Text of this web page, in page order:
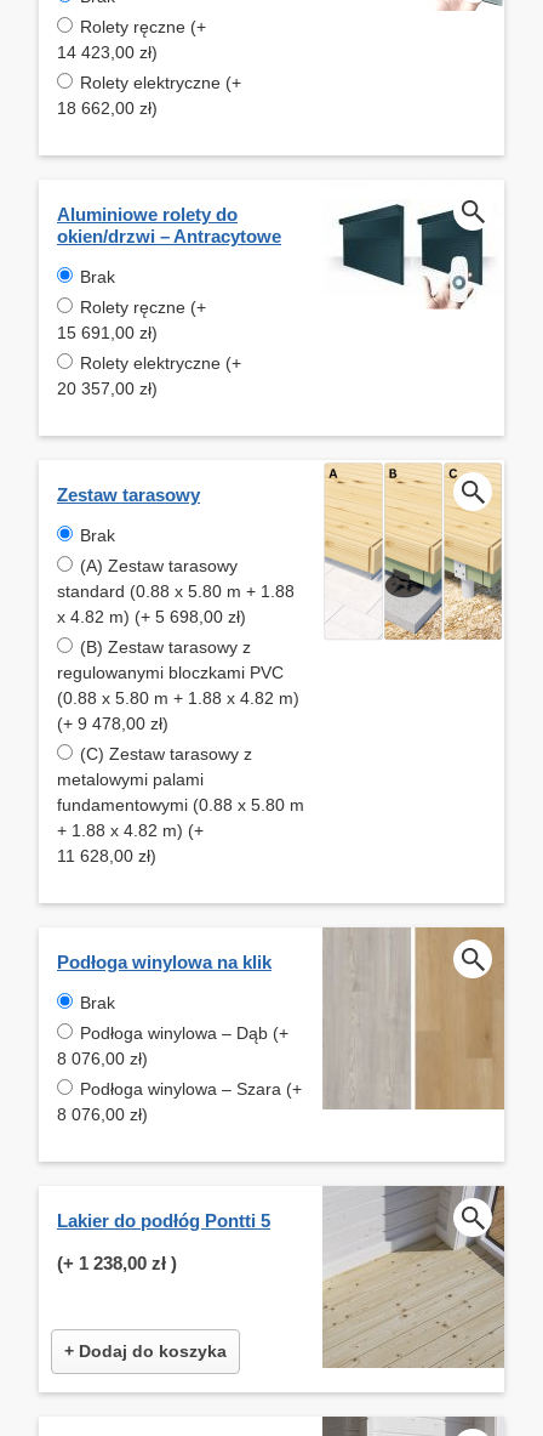
Rolety ręczne (+
14 423,00 zł)
Rolety elektryczne (+
18 662,00 zł)
Aluminiowe rolety do
okien/drzwi – Antracytowe
Brak
Rolety ręczne (+
15 691,00 zł)
Rolety elektryczne (+
20 357,00 zł)
Zestaw tarasowy
Brak
(A) Zestaw tarasowy
standard (0.88 x 5.80 m + 1.88
x 4.82 m) (+ 5 698,00 zł)
(B) Zestaw tarasowy z
regulowanymi bloczkami PVC
(0.88 x 5.80 m + 1.88 x 4.82 m)
(+ 9 478,00 zł)
(C) Zestaw tarasowy z
metalowymi palami
fundamentowymi (0.88 x 5.80 m
+ 1.88 x 4.82 m) (+
11 628,00 zł)
Podłoga winylowa na klik
Brak
Podłoga winylowa – Dąb (+
8 076,00 zł)
Podłoga winylowa – Szara (+
8 076,00 zł)
Lakier do podłóg Pontti 5
(+ 1 238,00 zł )
+ Dodaj do koszyka